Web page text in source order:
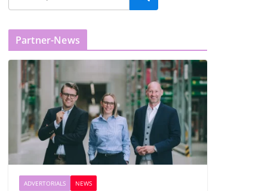
Partner-News
ADVERTORIALS NEWS